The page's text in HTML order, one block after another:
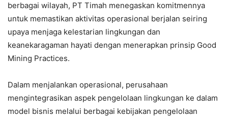
berbagai wilayah, PT Timah menegaskan komitmennya
untuk memastikan aktivitas operasional berjalan seiring
upaya menjaga kelestarian lingkungan dan
keanekaragaman hayati dengan menerapkan prinsip Good
Mining Practices.
Dalam menjalankan operasional, perusahaan
mengintegrasikan aspek pengelolaan lingkungan ke dalam
model bisnis melalui berbagai kebijakan pengelolaan